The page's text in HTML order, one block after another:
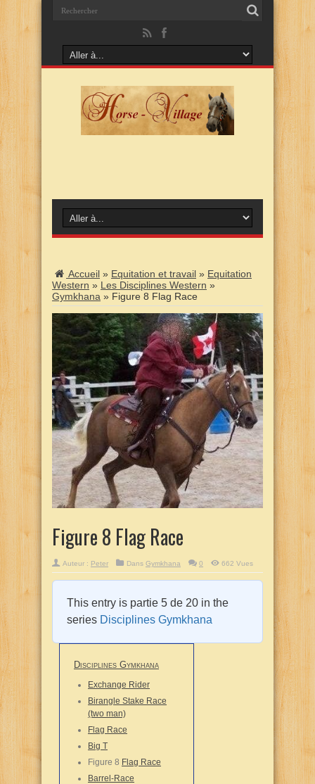
Accueil » Equitation et travail » Equitation
Western » Les Disciplines Western »
Gymkhana » Figure 8 Flag Race
Figure 8 Flag Race
Auteur : Peter Dans Gymkhana 0 662 Vues
This entry is partie 5 de 20 in the
series Disciplines Gymkhana
Disciplines Gymkhana
Exchange Rider
Birangle Stake Race
(two man)
Flag Race
Big T
Figure 8 Flag Race
Barrel-Race